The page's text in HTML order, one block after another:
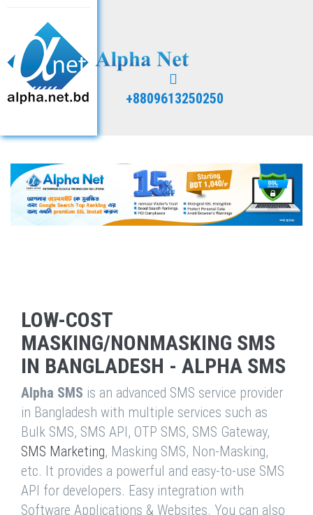
+8809613250250
LOW-COST
MASKING/NONMASKING SMS
IN BANGLADESH - ALPHA SMS
Alpha SMS is an advanced SMS service provider
in Bangladesh with multiple services such as
Bulk SMS, SMS API, OTP SMS, SMS Gateway,
SMS Marketing, Masking SMS, Non-Masking,
etc. It provides a powerful and easy-to-use SMS
API for developers. Easy integration with
Software Applications & Websites. You can also